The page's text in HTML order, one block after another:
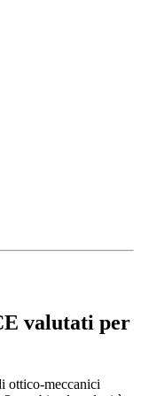
valutati per
ottico-meccanici